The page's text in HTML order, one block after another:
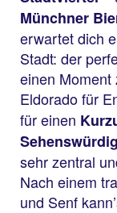
Münchner
erwartet dich
Stadt: der
einen Moment
Eldorado für
für einen
sehr zentral
Nach einem
und Senf